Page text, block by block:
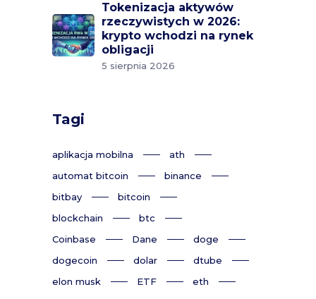
Tokenizacja aktywów
rzeczywistych w 2026:
krypto wchodzi na rynek
obligacji
5 sierpnia 2026
Tagi
aplikacja mobilna
ath
automat bitcoin
binance
bitbay
bitcoin
blockchain
btc
Coinbase
Dane
doge
dogecoin
dolar
dtube
elon musk
ETF
eth